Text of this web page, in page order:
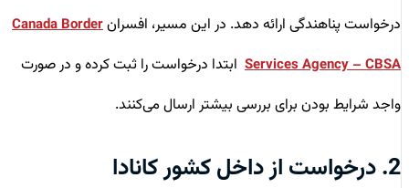
درخواست پناهندگی ارائه دهد. در این مسیر، افسرانCanada Border
Services Agency – CBSAابتدا درخواست را ثبت کرده و در صورت
واجد شرایط بودن برای بررسی بیشتر ارسال می‌کنند.
2. درخواست از داخل کشور کانادا